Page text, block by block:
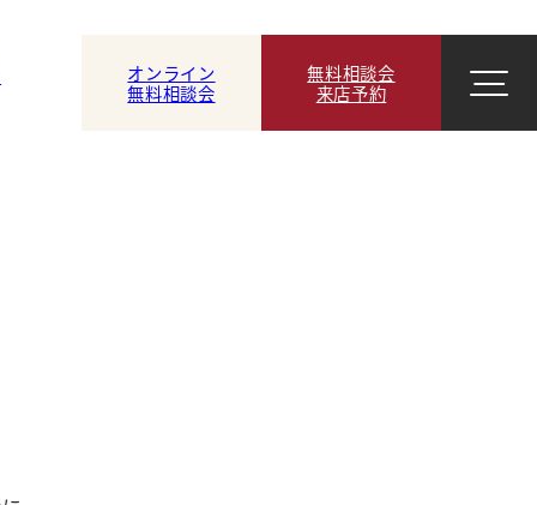
オンライン
無料相談会
無料相談会
来店予約